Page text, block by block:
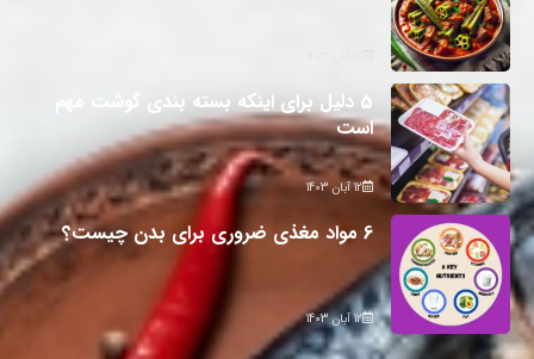
5 دلیل برای اینکه بسته بندی گوشت مهم
است
12 آبان 1403
6 مواد مغذی ضروری برای بدن چیست؟
12 آبان 1403